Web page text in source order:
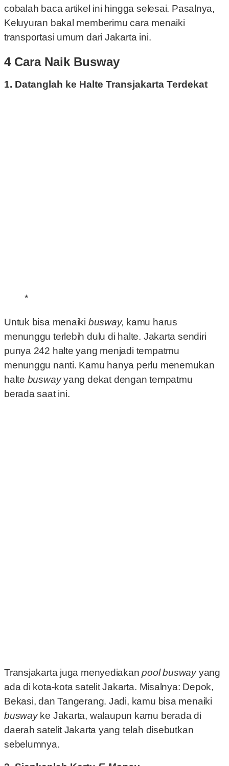
cobalah baca artikel ini hingga selesai. Pasalnya,
Keluyuran bakal memberimu cara menaiki
transportasi umum dari Jakarta ini.
4 Cara Naik Busway
1. Datanglah ke Halte Transjakarta Terdekat
*
Untuk bisa menaiki busway, kamu harus
menunggu terlebih dulu di halte. Jakarta sendiri
punya 242 halte yang menjadi tempatmu
menunggu nanti. Kamu hanya perlu menemukan
halte buswayyang dekat dengan tempatmu
berada saat ini.
Transjakarta juga menyediakanpool buswayyang
ada di kota-kota satelit Jakarta. Misalnya: Depok,
Bekasi, dan Tangerang. Jadi, kamu bisa menaiki
busway ke Jakarta, walaupun kamu berada di
daerah satelit Jakarta yang telah disebutkan
sebelumnya.